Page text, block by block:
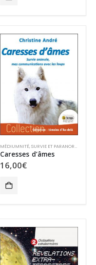
MÉDIUMNITÉ,SURVIE ET PARANORMAL
Caresses d’âmes
16,00€